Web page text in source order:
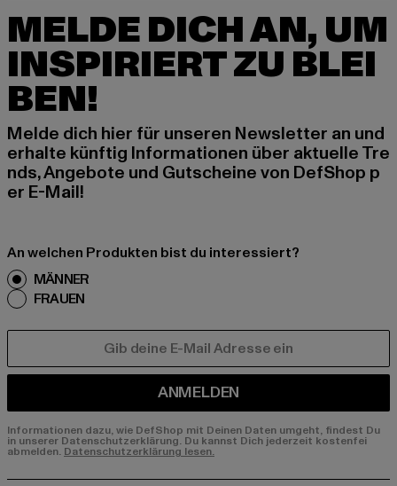
MELDE DICH AN, UM
INSPIRIERT ZU BLEI
BEN!
Melde dich hier für unseren Newsletter an und
erhalte künftig Informationen über aktuelle Tre
nds, Angebote und Gutscheine von DefShop p
er E-Mail!
An welchen Produkten bist du interessiert?
MÄNNER
FRAUEN
ANMELDEN
Informationen dazu, wie DefShop mit Deinen Daten umgeht, findest Du
in unserer Datenschutzerklärung. Du kannst Dich jederzeit kostenfei
abmelden. Datenschutzerklärung lesen.